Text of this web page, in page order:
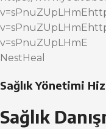
v=sPnuZUpLHmE
NestHeal
Sağlık Yönetimi
Sağlık